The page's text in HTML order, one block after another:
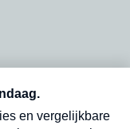
in